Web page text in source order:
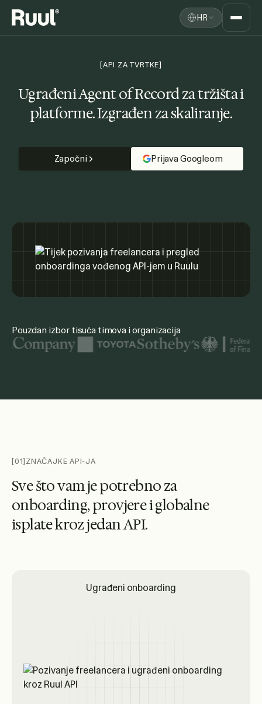
Ruul početna HR
Resursi
[API ZA TVRTKE]
Ugrađeni Agent of Record za tržišta i
platforme. Izgrađen za skaliranje.
Započni Prijava Googleom
Pouzdan izbor tisuća timova i organizacija
[01]ZNAČAJKE API-JA
Sveštovamjepotrebnoza
onboarding,provjereiglobalne
isplatekrozjedanAPI.
Ugrađeni onboarding